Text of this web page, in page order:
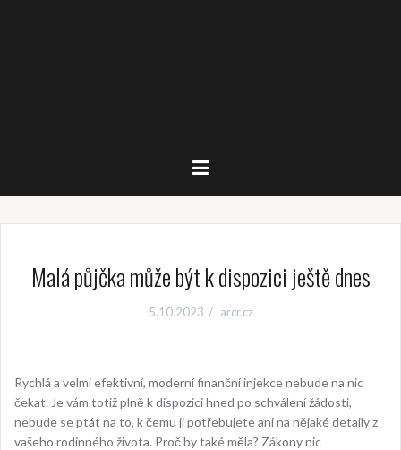
Malá půjčka může být k dispozici ještě dnes
5.10.2023 arcr.cz
Rychlá a velmi efektivní, moderní finanční injekce nebude na nic
čekat. Je vám totiž plně k dispozici hned po schválení žádosti,
nebude se ptát na to, k čemu ji potřebujete ani na nějaké detaily z
vašeho rodinného života. Proč by také měla? Zákony nic